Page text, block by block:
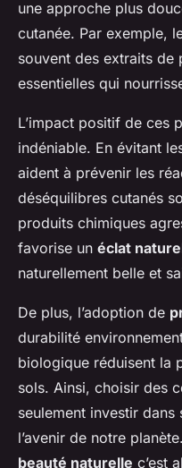
une approche plus
cutanée. Par exemple,
souvent des extraits de
essentielles qui
L’impact positif de ces
indéniable. En évitant
aident à prévenir les
déséquilibres cutanés
produits chimiques
favorise un éclat
naturellement belle et
De plus, l’adoption de
durabilité
biologique réduisent la
sols. Ainsi, choisir des
seulement investir dans
l’avenir de notre
beauté naturelle c’est